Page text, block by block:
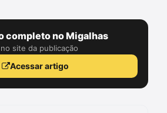
completo no Migalhas
site da publicação
Acessar artigo